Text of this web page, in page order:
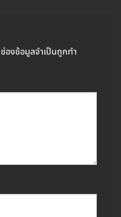
ช่องข้อมูลจำเป็นถูกทำ